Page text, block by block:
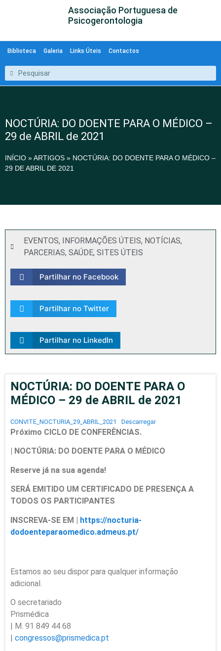
Associação Portuguesa de
Psicogerontologia
Biblioteca Galeria Links Úteis Contactos
NOCTÚRIA: DO DOENTE PARA O MÉDICO –
29 de ABRIL de 2021
INÍCIO »ARTIGOS » NOCTÚRIA: DO DOENTE PARA O MÉDICO –
29 DE ABRIL DE 2021
EVENTOS, INFORMAÇÕES ÚTEIS, NOTÍCIAS,
PARCERIAS, SAÚDE, SITES ÚTEIS
Partilhar no Facebook
Partilhar no Twitter
Partilhar no LinkedIn
NOCTÚRIA: DO DOENTE PARA O
MÉDICO – 29 de ABRIL de 2021
CONVITE_NOCTURIA_29_ABRIL_2021 Descarregar
Próximo CICLO DE CONFERÊNCIAS.
| NOCTÚRIA: DO DOENTE PARA O MÉDICO
Reserve já na sua agenda!
SERÁ EMITIDO UM CERTIFICADO DE PRESENÇA A
TODOS OS PARTICIPANTES
INSCREVA-SE EM | https://nocturia-
dodoenteparaomedico.admeus.pt/
Estamos ao seu dispor para qualquer informação
adicional.
O secretariado
Prismédica
| M. 91 849 44 68
| congressos@prismedica.pt